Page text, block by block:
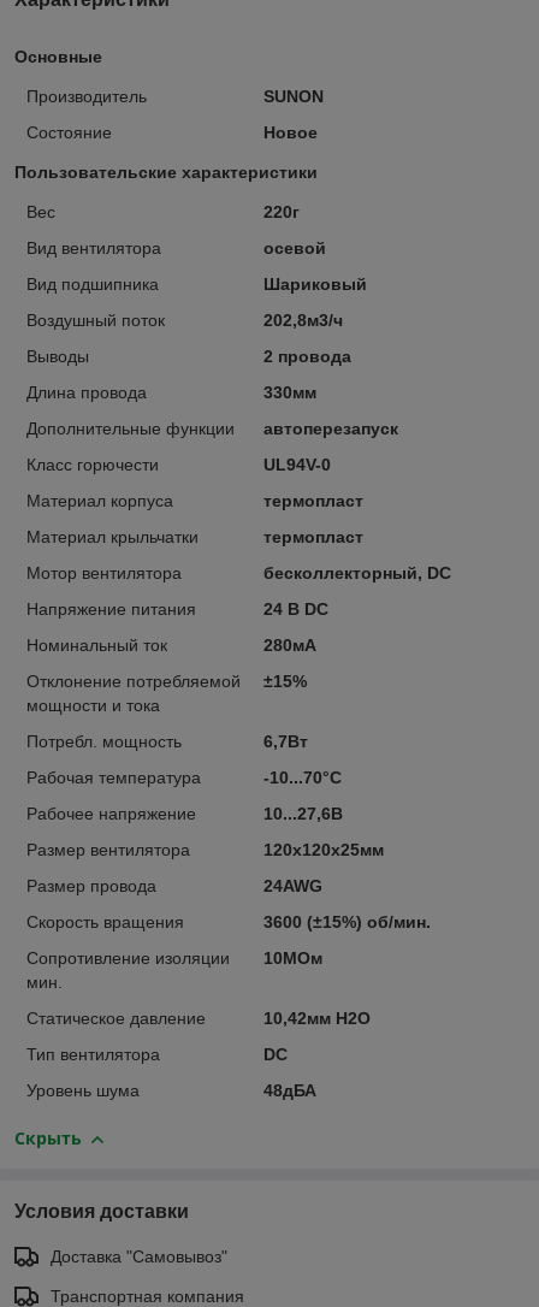
Основные
Производитель
SUNON
Состояние
Новое
Пользовательские характеристики
Вес
220г
Вид вентилятора
осевой
Вид подшипника
Шариковый
Воздушный поток
202,8м3/ч
Выводы
2 провода
Длина провода
330мм
Дополнительные функции
автоперезапуск
Класс горючести
UL94V-0
Материал корпуса
термопласт
Материал крыльчатки
термопласт
Мотор вентилятора
бесколлекторный, DC
Напряжение питания
24 В DC
Номинальный ток
280мА
Отклонение потребляемой
мощности и тока
±15%
Потребл. мощность
6,7Вт
Рабочая температура
-10...70°C
Рабочее напряжение
10...27,6В
Размер вентилятора
120x120x25мм
Размер провода
24AWG
Скорость вращения
3600 (±15%) об/мин.
Сопротивление изоляции
мин.
10МОм
Статическое давление
10,42мм H2O
Тип вентилятора
DC
Уровень шума
48дБА
Скрыть
Условия доставки
Доставка "Самовывоз"
Транспортная компания